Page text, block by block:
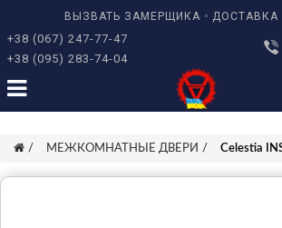
ВЫЗВАТЬ ЗАМЕРЩИКА ДОСТАВКА
+38 (067) 247-77-47
+38 (095) 283-74-04
МЕЖКОМНАТНЫЕ ДВЕРИ Celestia